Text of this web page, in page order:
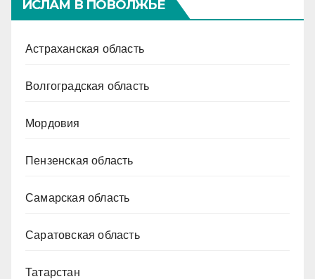
ИСЛАМ В ПОВОЛЖЬЕ
Астраханская область
Волгоградская область
Мордовия
Пензенская область
Самарская область
Саратовская область
Татарстан